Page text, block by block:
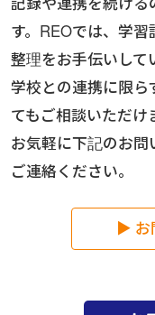
す。REOでは、学
整理をお手伝いして
学校との連携に限ら
てもご相談いただけ
お気軽に下記のお問
ご連絡ください。
▶ お